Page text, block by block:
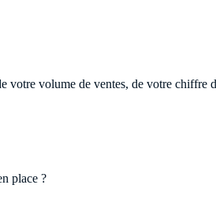
votre volume de ventes, de votre chiffre
place ?